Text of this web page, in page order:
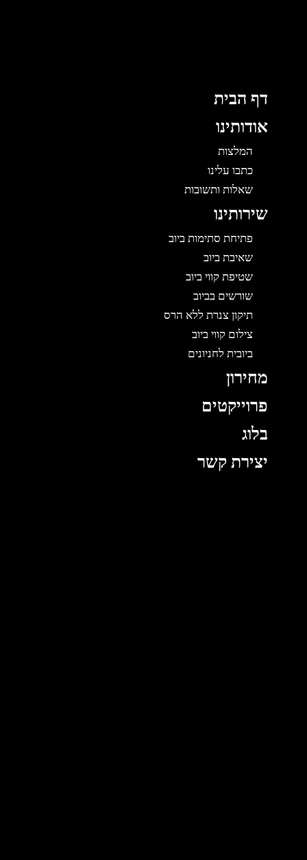
דף הבית
אודותינו
המלצות
כתבו עלינו
שאלות ותשובות
שירותינו
פתיחת סתימות ביוב
שאיבת ביוב
שטיפת קווי ביוב
שורשים בביוב
תיקון צנרת ללא הרס
צילום קווי ביוב
ביובית לחניונים
מחירון
פרוייקטים
בלוג
יצירת קשר